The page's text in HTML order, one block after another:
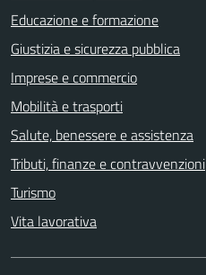
Educazione e formazione
Giustizia e sicurezza pubblica
Imprese e commercio
Mobilità e trasporti
Salute, benessere e assistenza
Tributi, finanze e contravvenzioni
Turismo
Vita lavorativa